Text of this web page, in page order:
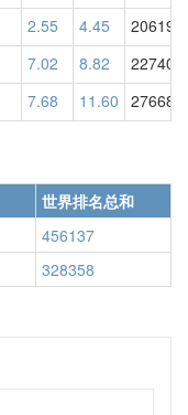
2.55 4.45
20619
7.02 8.82
22740
7.68 11.60 27668
世界排名总和
456137
328358